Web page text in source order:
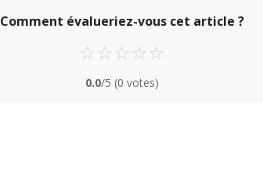
Comment évalueriez-vous cet article ?
☆☆☆☆☆
0.0/5 (0 votes)